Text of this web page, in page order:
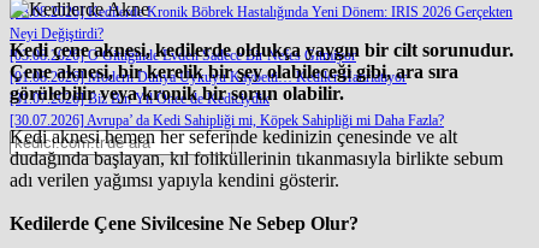
[03.08.2026] Kedilerde Kronik Böbrek Hastalığında Yeni Dönem: IRIS 2026 Gerçekten
Neyi Değiştirdi?
[03.08.2026] O Gittiğinde Evden Sadece Bir Nefes Gitmiyor
[01.08.2026] Modern Dünya Uykuyu Kaybetti… Kediler Hatırlatıyor
[31.07.2026] Biz Bin Yıl Önce de Kediciydik
[30.07.2026] Avrupa’ da Kedi Sahipliği mi, Köpek Sahipliği mi Daha Fazla?
Kedi çene aknesi, kedilerde oldukça yaygın bir cilt sorunudur.
Çene aknesi, bir kerelik bir şey olabileceği gibi, ara sıra
görülebilir veya kronik bir sorun olabilir.
Kedi aknesi hemen her seferinde kedinizin çenesinde ve alt
dudağında başlayan, kıl foliküllerinin tıkanmasıyla birlikte sebum
adı verilen yağımsı yapıyla kendini gösterir.
Kedilerde Çene Sivilcesine Ne Sebep Olur?